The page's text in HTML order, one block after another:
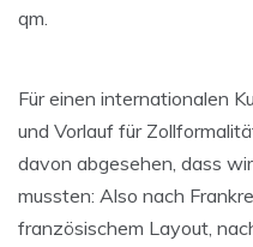
qm.
Für einen internationalen
und Vorlauf für
davon abgesehen, dass
mussten: Also nach
französischem Layout,